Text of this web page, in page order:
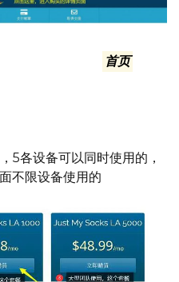
首页
5各设备可以同时使用的，
不限设备使用的